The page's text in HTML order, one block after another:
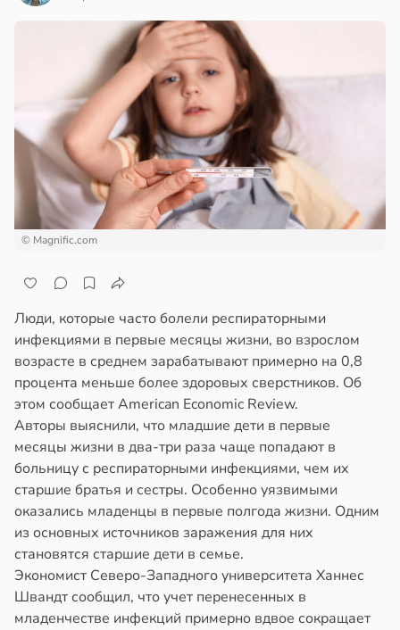
© Magnific.com
Люди, которые часто болели респираторными
инфекциями в первые месяцы жизни, во взрослом
возрасте в среднем зарабатывают примерно на 0,8
процента меньше более здоровых сверстников. Об
этом сообщает American Economic Review.
Авторы выяснили, что младшие дети в первые
месяцы жизни в два-три раза чаще попадают в
больницу с респираторными инфекциями, чем их
старшие братья и сестры. Особенно уязвимыми
оказались младенцы в первые полгода жизни. Одним
из основных источников заражения для них
становятся старшие дети в семье.
Экономист Северо-Западного университета Ханнес
Швандт сообщил, что учет перенесенных в
младенчестве инфекций примерно вдвое сокращает